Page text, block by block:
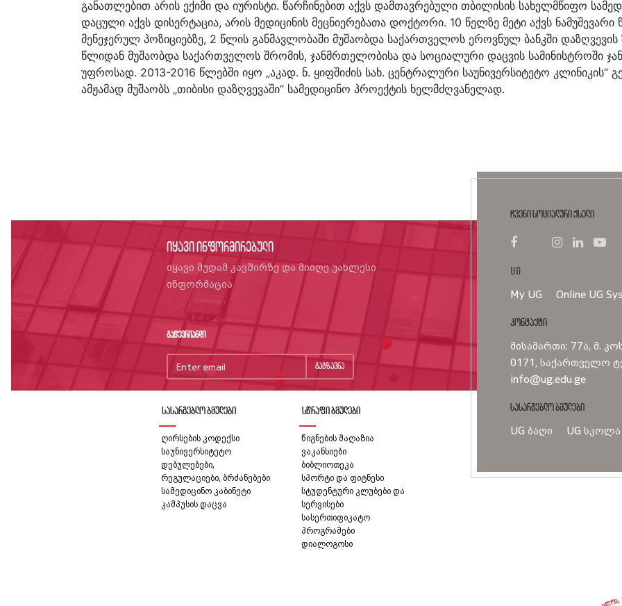
განათლებით არის ექიმი და იურისტი. წარჩინებით აქვს დამთავრებული თბილისის სახელმწიფო
დაცული აქვს დისერტაცია, არის მედიცინის მეცნიერებათა დოქტორი. 10 წელზე მეტი აქვს ნამუშევარი
მენეჯერულ პოზიციებზე, 2 წლის განმავლობაში მუშაობდა საქართველოს ეროვნულ ბანკში
წლიდან მუშაობდა საქართველოს შრომის, ჯანმრთელობისა და სოციალური დაცვის სამინისტროში
უფროსად. 2013-2016 წლებში იყო „აკად. ნ. ყიფშიძის სახ. ცენტრალური საუნივერსიტეტო
ამჟამად მუშაობს „თიბისი დაზღვევაში“ სამედიცინო პროექტის ხელმძღვანელად.
იყავი ინფორმირებული
იყავი მუდამ კავშირზე და მიიღე უახლესი
ინფორმაცია
გაწევრიანდი
გაგზავნა
ჩვენი სოციალური ქსელი
UG
My UG Online UG
კონტაქტი
მისამართი: 77ა, მ.
0171, საქართველო
info@ug.edu.ge
სასარგებლო ბმულები
UG ბაღი UG სკოლა
სასარგებლო ბმულები
ღირსების კოდექსი
საუნივერსიტეტო
დებულებები,
რეგულაციები, ბრძანებები
სამედიცინო კაბინეტი
კამპუსის დაცვა
სწრაფი ბმულები
წიგნების მაღაზია
ვაკანსიები
ბიბლიოთეკა
სპორტი და ფიტნესი
სტუდენტური კლუბები და
სერვისები
სასერთიფიკატო
პროგრამები
დიალოგოსი